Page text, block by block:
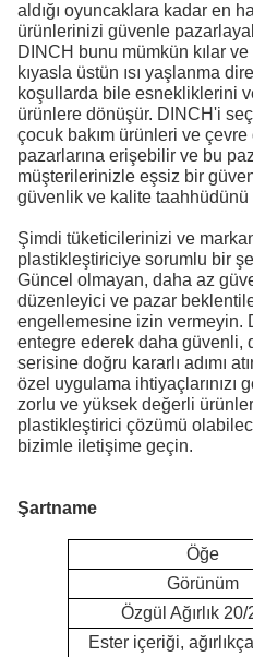
aldığı oyuncaklara kadar en
ürünlerinizi güvenle
DINCH bunu mümkün kılar
kıyasla üstün ısı yaşlanma
koşullarda bile esnekliklerini
ürünlere dönüşür. DINCH'i
çocuk bakım ürünleri ve çevre
pazarlarına erişebilir ve bu
müşterilerinizle eşsiz bir
güvenlik ve kalite
Şimdi tüketicilerinizi ve
plastikleştiriciye sorumlu bir
Güncel olmayan, daha az
düzenleyici ve pazar
engellemesine izin vermeyin.
entegre ederek daha güvenli,
serisine doğru kararlı adımı
özel uygulama ihtiyaçlarınızı
zorlu ve yüksek değerli
plastikleştirici çözümü
bizimle iletişime geçin.
Şartname
Öğe
Görünüm
Özgül Ağırlık 20/
Ester içeriği,